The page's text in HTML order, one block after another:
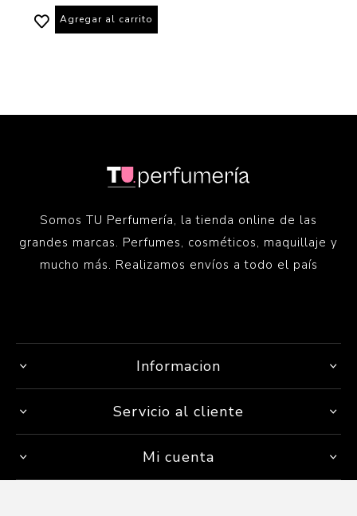
Agregar al carrito
Somos TU Perfumería, la tienda online de las
grandes marcas. Perfumes, cosméticos, maquillaje y
mucho más. Realizamos envíos a todo el país
Informacion
Servicio al cliente
Mi cuenta